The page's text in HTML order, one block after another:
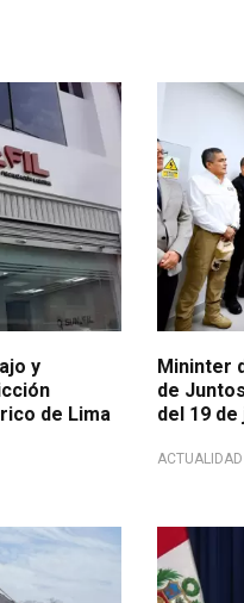
y
de Lima
Centro
Mininter
de
del 19
ACTUALIDAD
Emitió